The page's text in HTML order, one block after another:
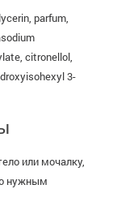
parfum,
citronellol,
3-
или мочалку,
нужным